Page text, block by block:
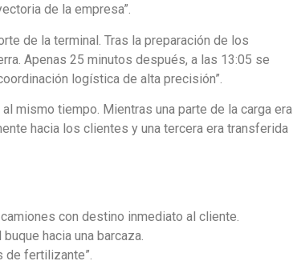
de la empresa”.
de la terminal. Tras la preparación de los
Apenas 25 minutos después, a las 13:05 se
logística de alta precisión”.
mismo tiempo. Mientras una parte de la carga era
hacia los clientes y una tercera era transferida
con destino inmediato al cliente.
hacia una barcaza.
de fertilizante”.